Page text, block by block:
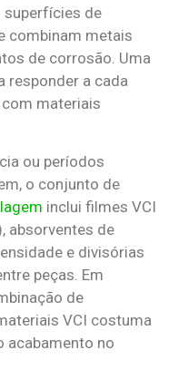
superfícies de
combinam metais
de corrosão. Uma
responder a cada
materiais
ou períodos
o conjunto de
inclui filmes VCI
absorventes de
e divisórias
peças. Em
de
VCI costuma
acabamento no